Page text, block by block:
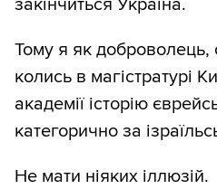
закінчиться Україна.
Тому я як
колись в магістратурі
академії історію
категорично за
Не мати ніяких іллюзій.